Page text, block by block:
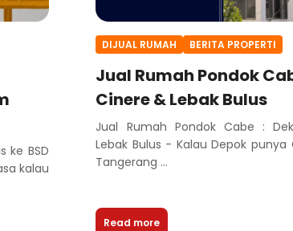
ke BSD
kalau
DIJUAL RUMAH BERITA PROPERTI
Jual Rumah Pondok
Cinere & Lebak Bulus
Jual Rumah Pondok Cabe :
Lebak Bulus - Kalau Depok punya
Tangerang ...
Read more